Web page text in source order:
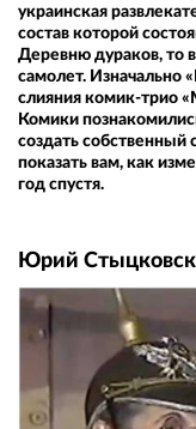
украинская
состав которой
Деревню дураков, то
самолет. Изначально
слияния комик-трио
Комики
создать
показать вам, как
год спустя.
Юрий